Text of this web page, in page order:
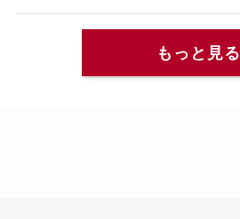
もっと見る